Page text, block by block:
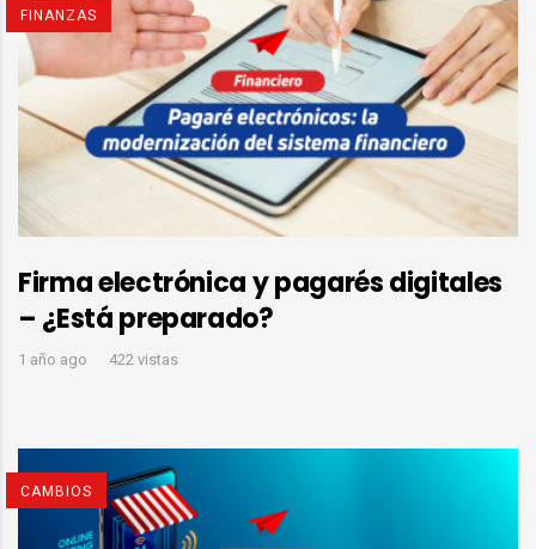
FINANZAS
Firma electrónica y pagarés digitales
– ¿Está preparado?
1 año ago 422 vistas
CAMBIOS